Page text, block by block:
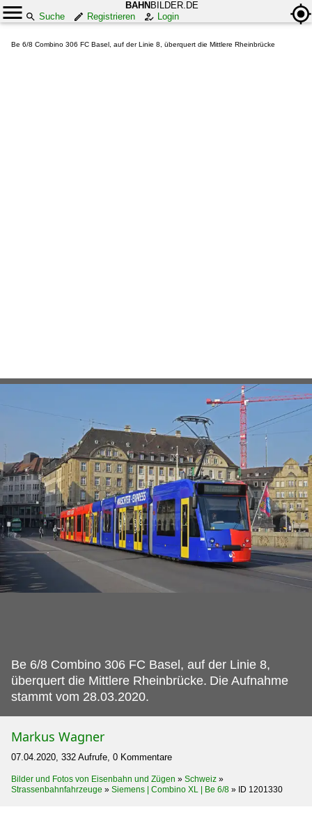
BAHN BILDER.DE
Suche
Registrieren Login
Be 6/8 Combino 306 FC Basel, auf der Linie 8, überquert die Mittlere Rheinbrücke
Be 6/8 Combino 306 FC Basel, auf der Linie 8,
überquert die Mittlere Rheinbrücke. Die Aufnahme
stammt vom 28.03.2020.
Markus Wagner
07.04.2020, 332 Aufrufe, 0 Kommentare
Bilder und Fotos von Eisenbahn und Zügen » Schweiz »
Strassenbahnfahrzeuge » Siemens | Combino XL | Be 6/8 » ID 1201330